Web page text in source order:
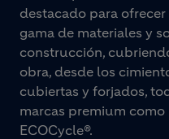
destacado para
gama de materiales y
construcción,
obra, desde los
cubiertas y forjados,
marcas premium como
ECOCycle®.